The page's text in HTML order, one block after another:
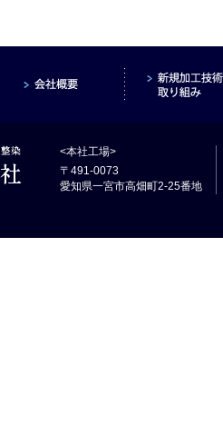
<本社工場>
〒491-0073
愛知県一宮市高畑町2-25番地